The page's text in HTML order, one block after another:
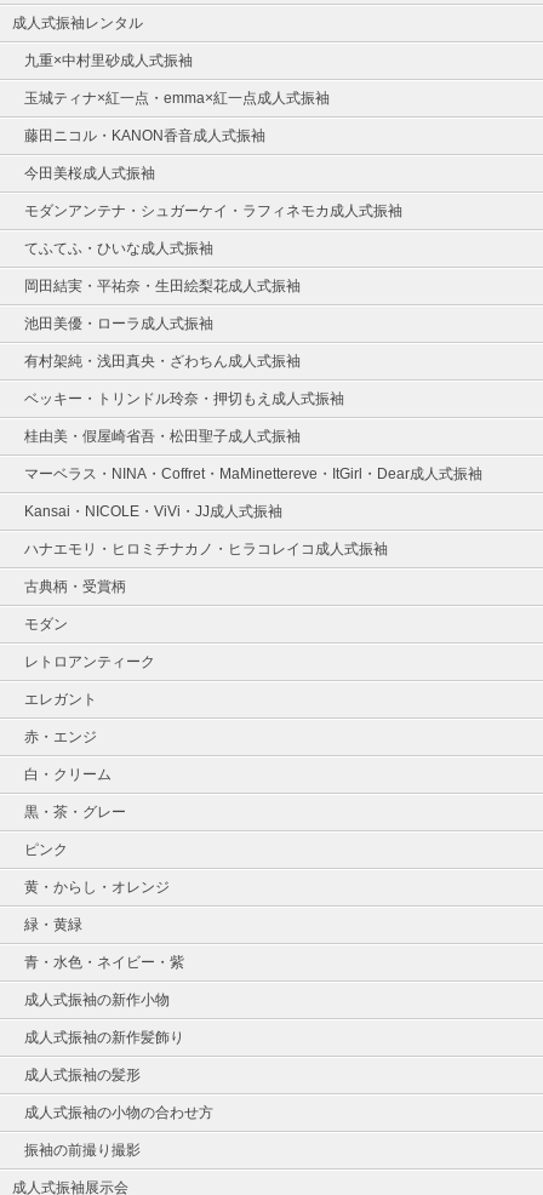
成人式振袖レンタル
九重×中村里砂成人式振袖
玉城ティナ×紅一点・emma×紅一点成人式振袖
藤田ニコル・KANON香音成人式振袖
今田美桜成人式振袖
モダンアンテナ・シュガーケイ・ラフィネモカ成人式振袖
てふてふ・ひいな成人式振袖
岡田結実・平祐奈・生田絵梨花成人式振袖
池田美優・ローラ成人式振袖
有村架純・浅田真央・ざわちん成人式振袖
ベッキー・トリンドル玲奈・押切もえ成人式振袖
桂由美・假屋崎省吾・松田聖子成人式振袖
マーベラス・NINA・Coffret・MaMinettereve・ItGirl・Dear成人式振袖
Kansai・NICOLE・ViVi・JJ成人式振袖
ハナエモリ・ヒロミチナカノ・ヒラコレイコ成人式振袖
古典柄・受賞柄
モダン
レトロアンティーク
エレガント
赤・エンジ
白・クリーム
黒・茶・グレー
ピンク
黄・からし・オレンジ
緑・黄緑
青・水色・ネイビー・紫
成人式振袖の新作小物
成人式振袖の新作髪飾り
成人式振袖の髪形
成人式振袖の小物の合わせ方
振袖の前撮り撮影
成人式振袖展示会